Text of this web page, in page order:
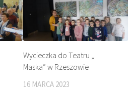
Wycieczka do Teatru „
Maska” w Rzeszowie
16 MARCA 2023